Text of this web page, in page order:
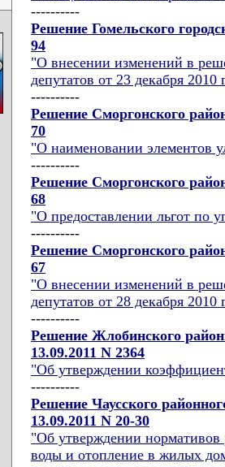
----------
Решение Гомельского
94
"О внесении изменений в
депутатов от 23 декабря 2010
----------
Решение Сморгонского
70
"О наименовании элементов
----------
Решение Сморгонского
68
"О предоставлении льгот по
----------
Решение Сморгонского
67
"О внесении изменений в
депутатов от 28 декабря 2010
----------
Решение Жлобинского
13.09.2011 N 2364
"Об утверждении
----------
Решение Чаусского
13.09.2011 N 20-30
"Об утверждении нормативов
воды и отопление в жилых